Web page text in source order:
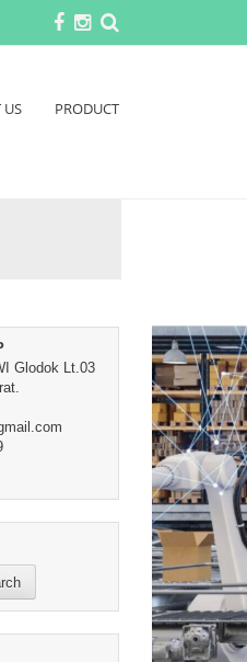
US PRODUCT
Glodok Lt.03